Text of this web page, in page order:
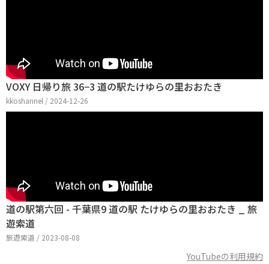
VOXY 日帰り旅 36−3 道の駅たけゆらの里おおたき
kkoshannel / 2024-12-26
道の駅第六回 - 千葉県9 道の駅 たけゆらの里おおたき _ 旅
遊索道
旅遊索道 / 2023-08-08
YouTubeの利用規約